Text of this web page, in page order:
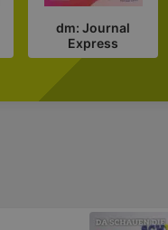
dm: Journal
Express